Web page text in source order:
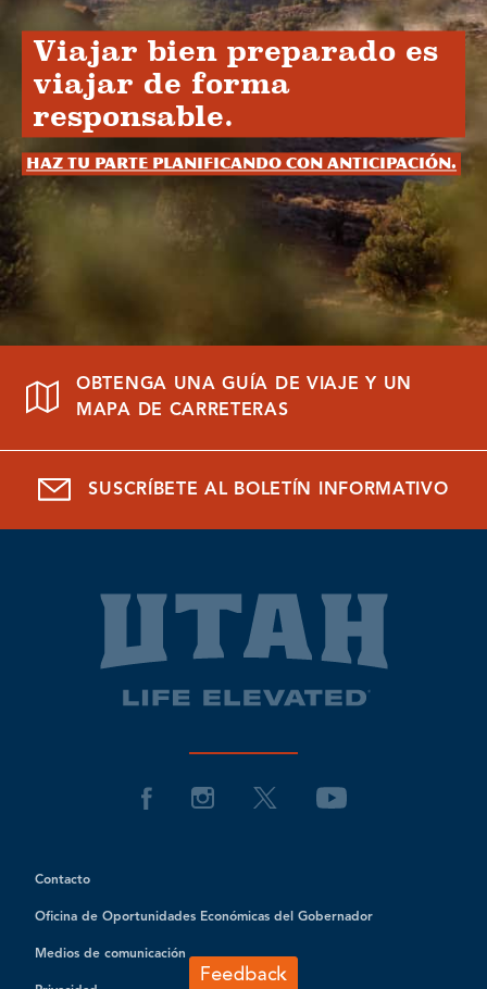
Viajar bien preparado es
viajar de forma
responsable.
Haz tu parte planificando con anticipación.
OBTENGA UNA GUÍA DE VIAJE Y UN
MAPA DE CARRETERAS
SUSCRÍBETE AL BOLETÍN INFORMATIVO
Contacto
Oficina de Oportunidades Económicas del Gobernador
Medios de comunicación